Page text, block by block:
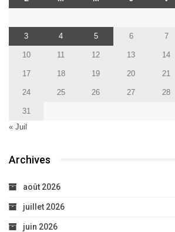
3 4 5 6 7
10 11 12 13 14
17 18 19 20 21
24 25 26 27 28
31
« Juil
Archives
août 2026
juillet 2026
juin 2026